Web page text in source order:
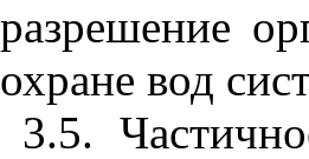
разрешение
охране вод
3.5.